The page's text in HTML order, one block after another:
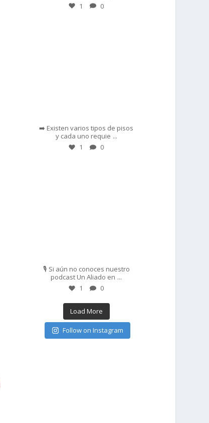
1 0
➡️ Existen varios tipos de pisos
y cada uno requie ...
1 0
🎙️ Si aún no conoces nuestro
podcast Un Aliado en ...
1 0
Load More
Follow on Instagram